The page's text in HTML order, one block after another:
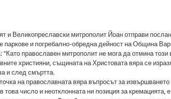
и Великопреславски митрополит Йоан отправи
паркове и погребално-обредна дейност на Община
"Като православен митрополит не мога да отмина
християни, същината на Христовата вяра се
и след смъртта.
на православната вяра въпросът за
това число и неотклонната ни позиция за кремацията,